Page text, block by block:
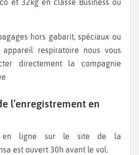
respiratoire nous vous
directement la compagnie
l’enregistrement en
est ouvert 30h avant le vol.